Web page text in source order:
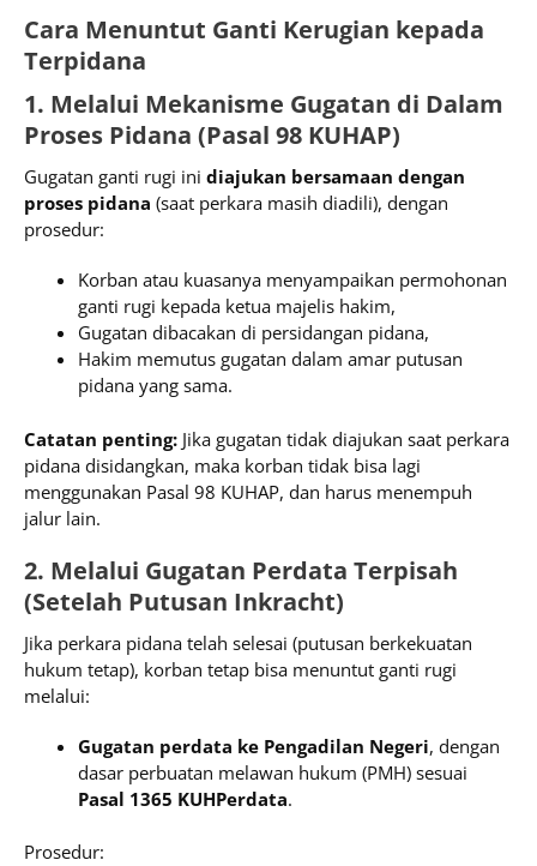
Cara Menuntut Ganti Kerugian kepada
Terpidana
1. Melalui Mekanisme Gugatan di Dalam
Proses Pidana (Pasal 98 KUHAP)
Gugatan ganti rugi ini diajukan bersamaan dengan
proses pidana (saat perkara masih diadili), dengan
prosedur:
Korban atau kuasanya menyampaikan permohonan
ganti rugi kepada ketua majelis hakim,
Gugatan dibacakan di persidangan pidana,
Hakim memutus gugatan dalam amar putusan
pidana yang sama.
Catatan penting: Jika gugatan tidak diajukan saat perkara
pidana disidangkan, maka korban tidak bisa lagi
menggunakan Pasal 98 KUHAP, dan harus menempuh
jalur lain.
2. Melalui Gugatan Perdata Terpisah
(Setelah Putusan Inkracht)
Jika perkara pidana telah selesai (putusan berkekuatan
hukum tetap), korban tetap bisa menuntut ganti rugi
melalui:
Gugatan perdata ke Pengadilan Negeri, dengan
dasar perbuatan melawan hukum (PMH) sesuai
Pasal 1365 KUHPerdata.
Prosedur: